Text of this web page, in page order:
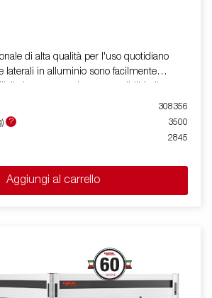
di alta qualità per l'uso quotidiano
laterali in alluminio sono facilmente
il che aumenta le sue possibilità di
da rimorchio cassonato a pianale. I
. E' disponibile una vasta gamma di
opzionali.
308356
?
3500
2845
Aggiungi al carrello